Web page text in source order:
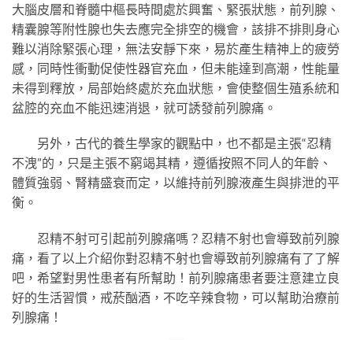
大腦皮層和脊髓中樞長時間處於興奮、緊張狀態，前列腺、
精囊腺等附性腺也失去應完全排空的機會，該排不排則身心
難以消除緊張心理，無法安靜下來，易於產生精神上的疲勞
感，同時性衝動促使性器官充血，但未能達到高潮，性能量
未得到釋放，局部始終處於充血狀態，會使整個生殖系統和
盆腔的充血不能迅速消退，就可誘發前列腺痛。
另外，古代的養生學家的觀點中，也不都是主張“忍精
不洩”的，只是主張不窮竭其精，遵循按照不同人的年齡、
體質強弱、腎精盛衰而定，以維持前列腺液產生與排泄的平
衡。
忍精不射可引起前列腺痛嗎？忍精不射也會導致前列腺
痛，看了以上介紹你對忍精不射也會導致前列腺痛有了了解
吧，希望對男性患者有所幫助！前列腺痛患者要注意建立良
好的生活習慣，戒菸酗酒，不吃辛辣食物，可以幫助治療前
列腺痛！